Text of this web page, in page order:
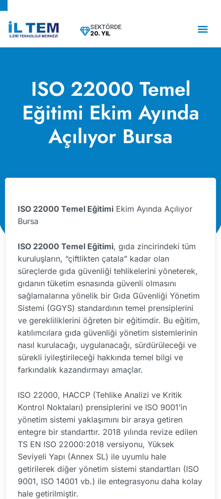
SEKTÖRDE
20. YIL
ISO 22000 Temel
Eğitimi Ekim Ayında
Açılıyor Bursa
ISO 22000 Temel Eğitimi Ekim Ayında Açılıyor
Bursa
ISO 22000 Temel Eğitimi, gıda zincirindeki tüm
kuruluşların, “çiftlikten çatala” kadar olan
süreçlerde gıda güvenliği tehlikelerini yöneterek,
gıdanın tüketim esnasında güvenli olmasını
sağlamalarına yönelik bir Gıda Güvenliği Yönetim
Sistemi (GGYS) standardının temel prensiplerini
ve gerekliliklerini öğreten bir eğitimdir. Bu eğitim,
katılımcılara gıda güvenliği yönetim sistemlerinin
nasıl kurulacağı, uygulanacağı, sürdürüleceği ve
sürekli iyileştirileceği hakkında temel bilgi ve
farkındalık kazandırmayı amaçlar.
ISO 22000, HACCP (Tehlike Analizi ve Kritik
Kontrol Noktaları) prensiplerini ve ISO 9001’in
yönetim sistemi yaklaşımını bir araya getiren
entegre bir standarttır. 2018 yılında revize edilen
TS EN ISO 22000:2018 versiyonu, Yüksek
Seviyeli Yapı (Annex SL) ile uyumlu hale
getirilerek diğer yönetim sistemi standartları (ISO
9001, ISO 14001 vb.) ile entegrasyonu daha kolay
hale getirilmiştir.